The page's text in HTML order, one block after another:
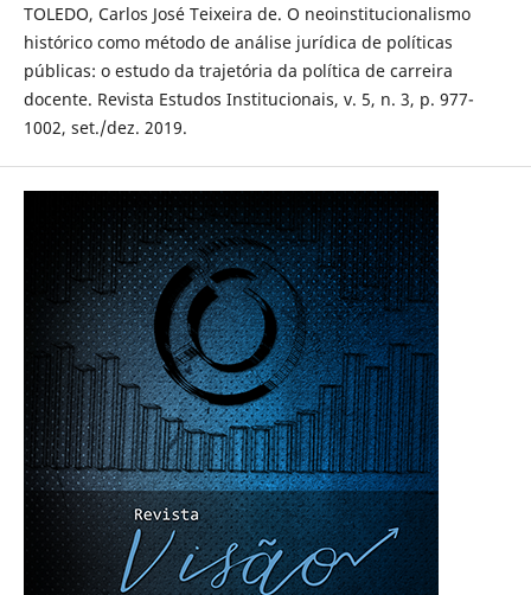
TOLEDO, Carlos José Teixeira de. O neoinstitucionalismo
histórico como método de análise jurídica de políticas
públicas: o estudo da trajetória da política de carreira
docente. Revista Estudos Institucionais, v. 5, n. 3, p. 977-
1002, set./dez. 2019.